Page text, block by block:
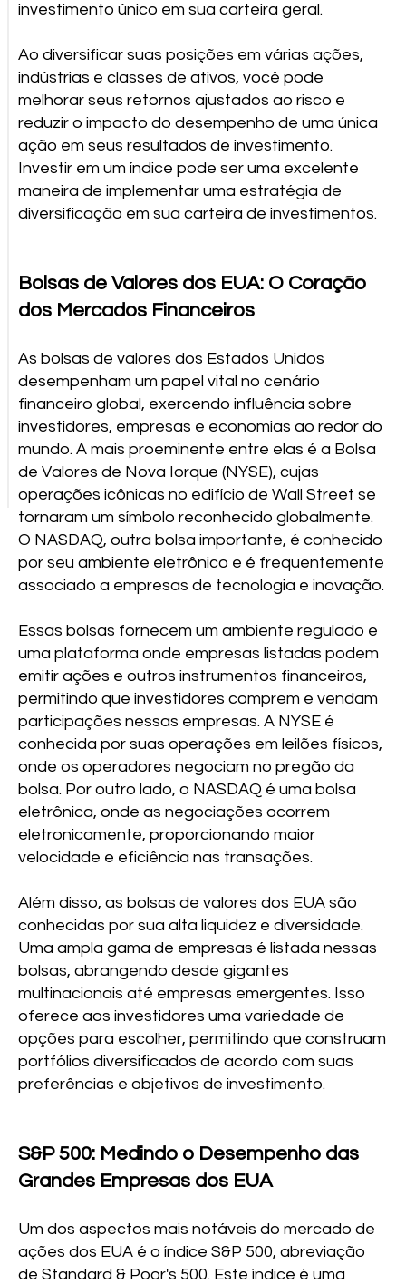
investimento único em sua carteira geral.
Ao diversificar suas posições em várias ações,
indústrias e classes de ativos, você pode
melhorar seus retornos ajustados ao risco e
reduzir o impacto do desempenho de uma única
ação em seus resultados de investimento.
Investir em um índice pode ser uma excelente
maneira de implementar uma estratégia de
diversificação em sua carteira de investimentos.
Bolsas de Valores dos EUA: O Coração
dos Mercados Financeiros
As bolsas de valores dos Estados Unidos
desempenham um papel vital no cenário
financeiro global, exercendo influência sobre
investidores, empresas e economias ao redor do
mundo. A mais proeminente entre elas é a Bolsa
de Valores de Nova Iorque (NYSE), cujas
operações icônicas no edifício de Wall Street se
tornaram um símbolo reconhecido globalmente.
O NASDAQ, outra bolsa importante, é conhecido
por seu ambiente eletrônico e é frequentemente
associado a empresas de tecnologia e inovação.
Essas bolsas fornecem um ambiente regulado e
uma plataforma onde empresas listadas podem
emitir ações e outros instrumentos financeiros,
permitindo que investidores comprem e vendam
participações nessas empresas. A NYSE é
conhecida por suas operações em leilões físicos,
onde os operadores negociam no pregão da
bolsa. Por outro lado, o NASDAQ é uma bolsa
eletrônica, onde as negociações ocorrem
eletronicamente, proporcionando maior
velocidade e eficiência nas transações.
Além disso, as bolsas de valores dos EUA são
conhecidas por sua alta liquidez e diversidade.
Uma ampla gama de empresas é listada nessas
bolsas, abrangendo desde gigantes
multinacionais até empresas emergentes. Isso
oferece aos investidores uma variedade de
opções para escolher, permitindo que construam
portfólios diversificados de acordo com suas
preferências e objetivos de investimento.
S&P 500: Medindo o Desempenho das
Grandes Empresas dos EUA
Um dos aspectos mais notáveis do mercado de
ações dos EUA é o índice S&P 500, abreviação
de Standard & Poor's 500. Este índice é uma